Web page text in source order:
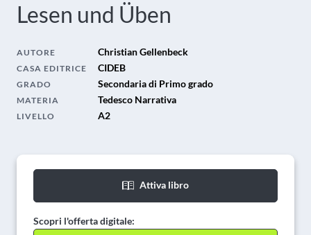
Lesen und Üben
AUTORE Christian Gellenbeck
CASA EDITRICE CIDEB
GRADO Secondaria di Primo grado
MATERIA Tedesco Narrativa
LIVELLO A2
Attiva libro
Scopri l'offerta digitale: